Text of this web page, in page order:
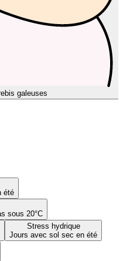
galeuses
été
sous 20°C
Stress hydrique
Jours avec sol sec en été